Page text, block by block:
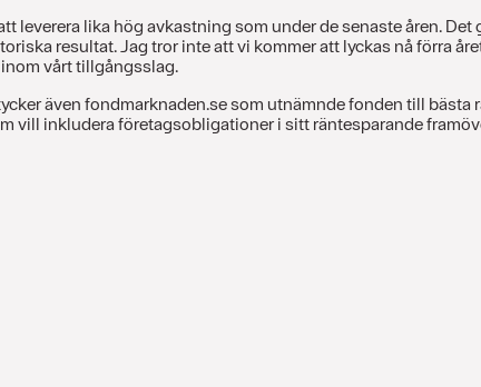
leverera lika hög avkastning som under de senaste åren.
resultat. Jag tror inte att vi kommer att lyckas nå förra
vårt tillgångsslag.
även fondmarknaden.se som utnämnde fonden till
vill inkludera företagsobligationer i sitt räntesparande